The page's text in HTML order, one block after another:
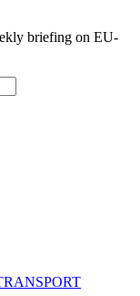
briefing on EU-